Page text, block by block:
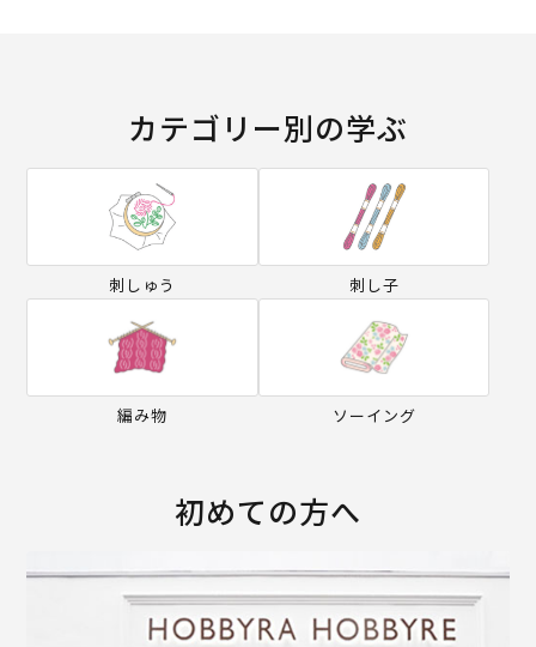
カテゴリー別の学ぶ
刺しゅう 刺し子
編み物 ソーイング
初めての方へ